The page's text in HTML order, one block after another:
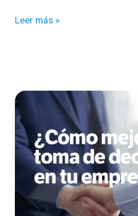
Simplifica
ERP?
Leer más »